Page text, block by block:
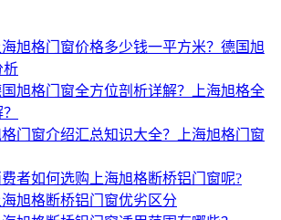
海旭格门窗价格多少钱一平方米？德国旭
析
旭格门窗全方位剖析详解？上海旭格全
门窗介绍汇总知识大全？上海旭格门窗
者如何选购上海旭格断桥铝门窗呢?
海旭格断桥铝门窗优劣区分